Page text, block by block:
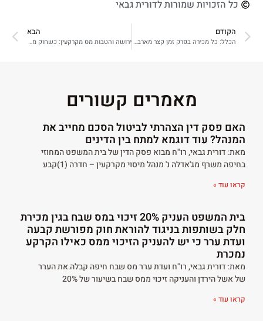
כל הזכויות שמורות לדורית גבאי
הקודם
הכלל: כל מכירה בפרק זמן קצר מארבע שנים מיום הרכישה מלמדת על עסקה קצרת מועד…
הבא
ירושה והטבות מס מקרקעין: כשחוק מסייע ליורשים לשמור על זכויות המוריש או כשההטבה כבתה עם מותו
מאמרים קשורים
האם פסק דין הצהרתי לביטול הסכם מחייב את
המנהל? עוד דוגמא למתח בין הדינים
מאת: דורית גבאי, רו"ח מבוא פסק הדין של בית המשפט המחוזי
בחיפה משרף מג'אדלה נ' מנהל מיסוי מקרקעין – חדרה (1)קבע
קראו עוד »
בית המשפט העניק 20% זיכוי במס שבח בגין מכירת
חלק בשותפות בניגוד להוראת חוק מפורשת קבעה
ועדת ערר כי יש להעניק הזיכוי ממס כאילו הקרקע
נמכרת
מאת: דורית גבאי, רו"ח ועדת ערר מס שבח חיפה קבלה את הערר
של אשל הירדן והעניקה זיכוי ממס שבח בשיעור של 20%
קראו עוד »